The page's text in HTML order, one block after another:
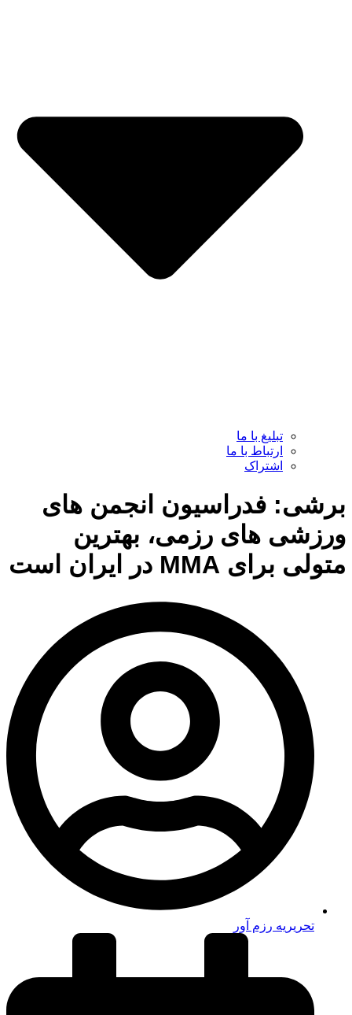
تبلیغ با ما
ارتباط با ما
اشتراک
برشی: فدراسیون انجمن های
ورزشی های رزمی، بهترین
متولی برای MMA در ایران است
تحریریه رزم آور